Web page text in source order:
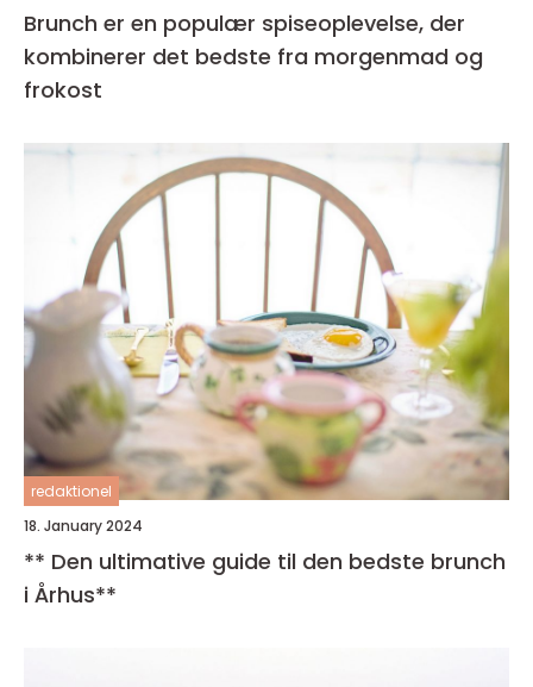
Brunch er en populær spiseoplevelse, der
kombinerer det bedste fra morgenmad og
frokost
redaktionel
18. January 2024
** Den ultimative guide til den bedste brunch
i Århus**